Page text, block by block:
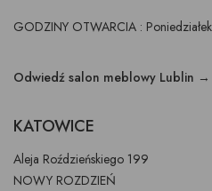
GODZINY OTWARCIA :
Odwiedź salon meblowy Lublin →
KATOWICE
Aleja Roździeńskiego 199
NOWY ROZDZIEŃ